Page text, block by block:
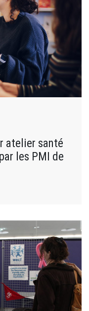
atelier santé
les PMI de